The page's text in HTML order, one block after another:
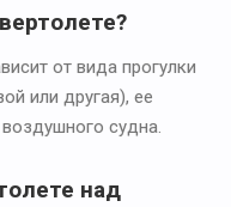
от вида прогулки
или другая), ее
судна.
над